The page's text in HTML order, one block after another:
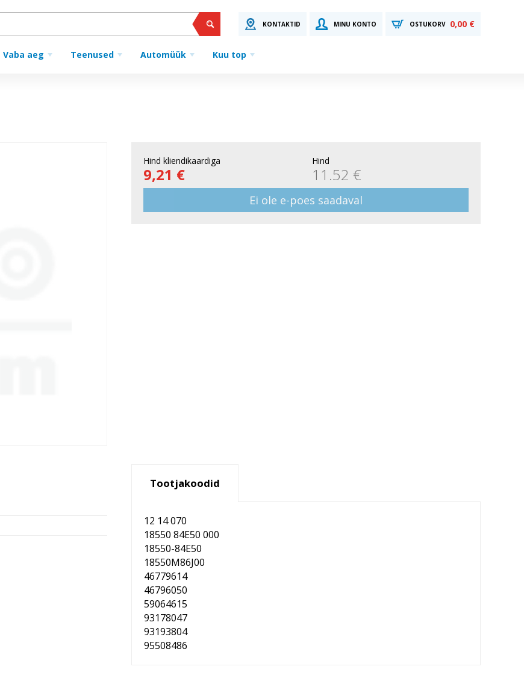
KONTAKTID MINU KONTO OSTUKORV 0,00 €
Vaba aeg Teenused Automüük Kuu top
Hind kliendikaardiga
9,21 €
Hind
11.52 €
Ei ole e-poes saadaval
Tootjakoodid
12 14 070
18550 84E50 000
18550-84E50
18550M86J00
46779614
46796050
59064615
93178047
93193804
95508486